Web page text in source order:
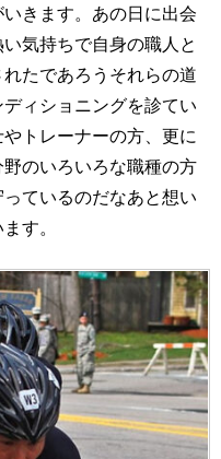
きます。あの日に出会
気持ちで自身の職人と
たであろうそれらの道
ィショニングを診てい
トレーナーの方、更に
のいろいろな職種の方
ているのだなあと想い
す。